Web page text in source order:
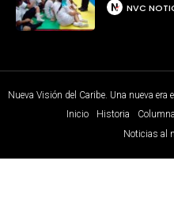
NVC
Nueva Visión del Caribe. Una nueva era
Inicio
Historia
Noticias al